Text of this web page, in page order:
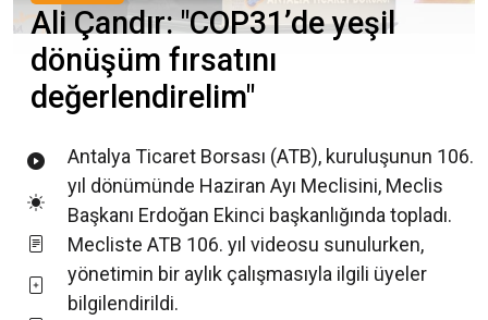
Ali Çandır: "COP31’de yeşil
dönüşüm fırsatını
değerlendirelim"
Antalya Ticaret Borsası (ATB), kuruluşunun 106.
yıl dönümünde Haziran Ayı Meclisini, Meclis
Başkanı Erdoğan Ekinci başkanlığında topladı.
Mecliste ATB 106. yıl videosu sunulurken,
yönetimin bir aylık çalışmasıyla ilgili üyeler
bilgilendirildi.